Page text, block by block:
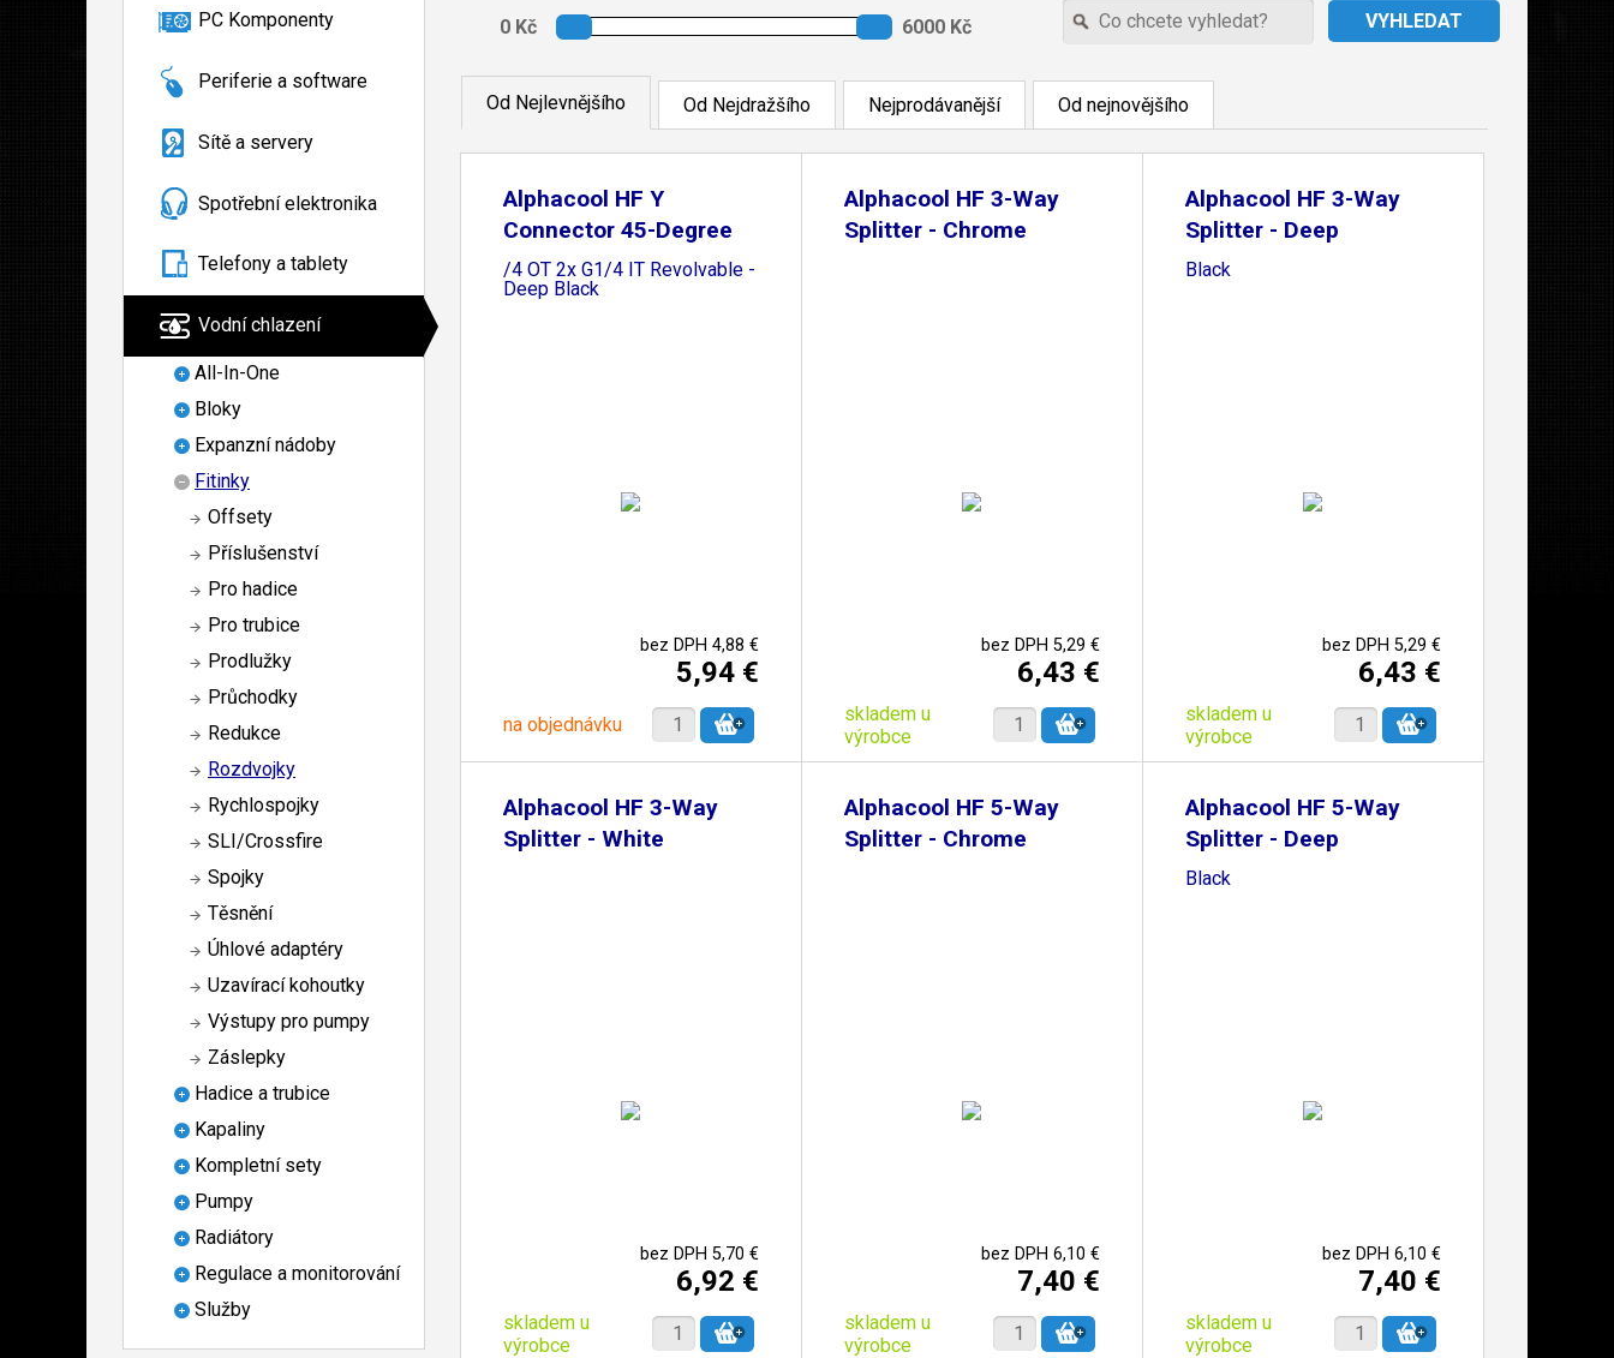
PC Komponenty
Periferie a software
Sítě a servery
Spotřební elektronika
Telefony a tablety
Vodní chlazení
All-In-One
Bloky
Expanzní nádoby
Fitinky
Offsety
Příslušenství
Pro hadice
Pro trubice
Prodlužky
Průchodky
Redukce
Rozdvojky
Rychlospojky
SLI/Crossfire
Spojky
Těsnění
Úhlové adaptéry
Uzavírací kohoutky
Výstupy pro pumpy
Záslepky
Hadice a trubice
Kapaliny
Kompletní sety
Pumpy
Radiátory
Regulace a monitorování
Služby
Od Nejlevnějšího Od Nejdražšího Nejprodávanější Od nejnovějšího
Alphacool HF Y
Connector 45-Degree
1x G1
/4 OT 2x G1/4 IT Revolvable -
Deep Black
bez DPH 4,88 €
5,94 €
na objednávku
Alphacool HF 3-Way
Splitter - Chrome
bez DPH 5,29 €
6,43 €
skladem u
výrobce
Alphacool HF 3-Way
Splitter - Deep
Black
bez DPH 5,29 €
6,43 €
skladem u
výrobce
Alphacool HF 3-Way
Splitter - White
bez DPH 5,70 €
6,92 €
skladem u
výrobce
Alphacool HF 5-Way
Splitter - Chrome
bez DPH 6,10 €
7,40 €
skladem u
výrobce
Alphacool HF 5-Way
Splitter - Deep
Black
bez DPH 6,10 €
7,40 €
skladem u
výrobce